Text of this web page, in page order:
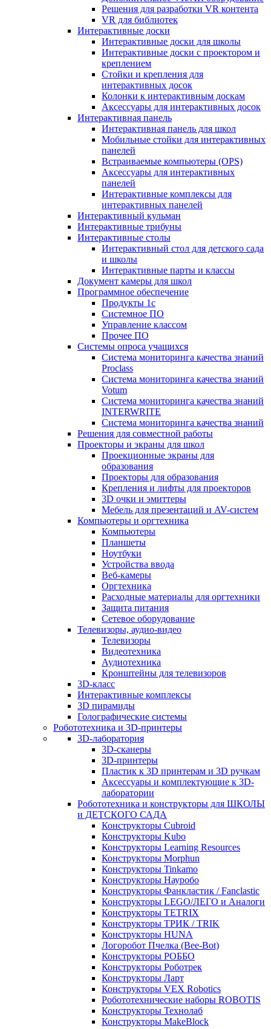
Решения для разработки VR контента
VR для библиотек
Интерактивные доски
Интерактивные доски для школы
Интерактивные доски с проектором и
креплением
Стойки и крепления для
интерактивных досок
Колонки к интерактивным доскам
Аксессуары для интерактивных досок
Интерактивная панель
Интерактивная панель для школ
Мобильные стойки для интерактивных
панелей
Встраиваемые компьютеры (OPS)
Аксессуары для интерактивных
панелей
Интерактивные комплексы для
интерактивных панелей
Интерактивный кульман
Интерактивные трибуны
Интерактивные столы
Интерактивный стол для детского сада
и школы
Интерактивные парты и классы
Документ камеры для школ
Программное обеспечение
Продукты 1с
Системное ПО
Управление классом
Прочее ПО
Системы опроса учащихся
Система мониторинга качества знаний
Proclass
Система мониторинга качества знаний
Votum
Система мониторинга качества знаний
INTERWRITE
Система мониторинга качества знаний
Решения для совместной работы
Проекторы и экраны для школ
Проекционные экраны для
образования
Проекторы для образования
Крепления и лифты для проекторов
3D очки и эмиттеры
Мебель для презентаций и AV-систем
Компьютеры и оргтехника
Компьютеры
Планшеты
Ноутбуки
Устройства ввода
Веб-камеры
Оргтехника
Расходные материалы для оргтехники
Защита питания
Сетевое оборудование
Телевизоры, аудио-видео
Телевизоры
Видеотехника
Аудиотехника
Кронштейны для телевизоров
3D-класс
Интерактивные комплексы
3D пирамиды
Голографические системы
Робототехника и 3D-принтеры
3D-лаборатория
3D-сканеры
3D-принтеры
Пластик к 3D принтерам и 3D ручкам
Аксессуары и комплектующие к 3D-
лаборатории
Робототехника и конструкторы для ШКОЛЫ
и ДЕТСКОГО САДА
Конструкторы Cubroid
Конструкторы Kubo
Конструкторы Learning Resources
Конструкторы Morphun
Конструкторы Tinkamo
Конструкторы Науробо
Конструкторы Фанкластик / Fanclastic
Конструкторы LEGO/ЛЕГО и Аналоги
Конструкторы TETRIX
Конструкторы ТРИК / TRIK
Конструкторы HUNA
Логоробот Пчелка (Bee-Bot)
Конструкторы РОББО
Конструкторы Роботрек
Конструкторы Ларт
Конструкторы VEX Robotics
Робототехнические наборы ROBOTIS
Конструкторы Технолаб
Конструкторы MakeBlock